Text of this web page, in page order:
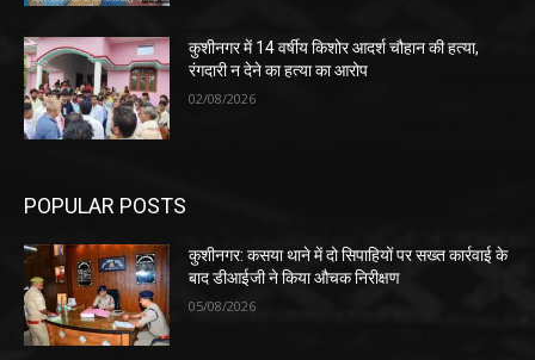
कुशीनगर में 14 वर्षीय किशोर आदर्श चौहान की हत्या,
रंगदारी न देने का हत्या का आरोप
02/08/2026
POPULAR POSTS
कुशीनगर: कसया थाने में दो सिपाहियों पर सख्त कार्रवाई के
बाद डीआईजी ने किया औचक निरीक्षण
05/08/2026